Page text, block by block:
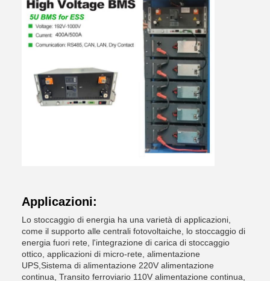
Applicazioni:
Lo stoccaggio di energia ha una varietà di applicazioni,
come il supporto alle centrali fotovoltaiche, lo stoccaggio di
energia fuori rete, l'integrazione di carica di stoccaggio
ottico, applicazioni di micro-rete, alimentazione
UPS,Sistema di alimentazione 220V alimentazione
continua, Transito ferroviario 110V alimentazione continua,